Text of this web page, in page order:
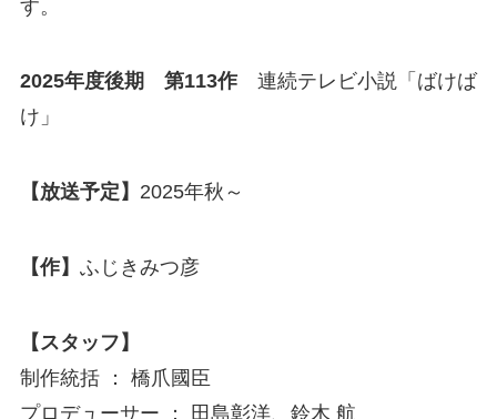
す。
2025年度後期 第113作連続テレビ小説「ばけば
け」
【放送予定】 2025年秋～
【作】 ふじきみつ彦
【スタッフ】
制作統括 ： 橋爪國臣
プロデューサー ： 田島彰洋、鈴木 航